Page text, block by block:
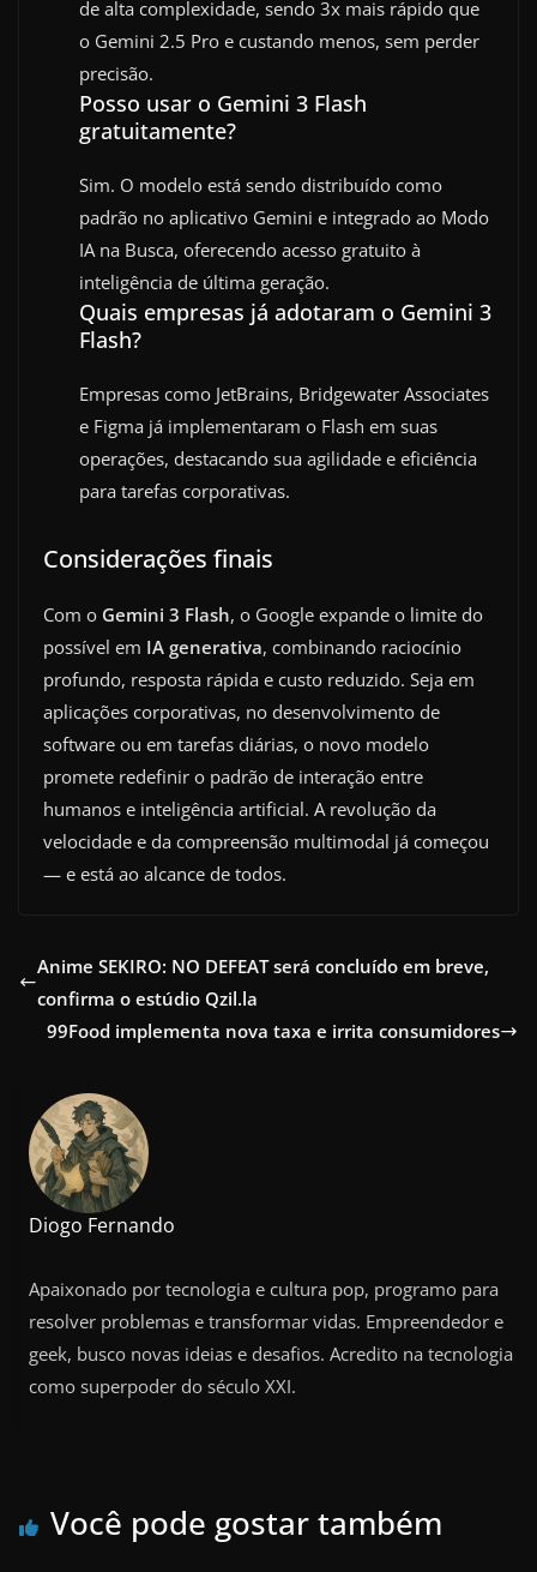
de alta complexidade, sendo 3x mais rápido que
o Gemini 2.5 Pro e custando menos, sem perder
precisão.
Posso usar o Gemini 3 Flash
gratuitamente?
Sim. O modelo está sendo distribuído como
padrão no aplicativo Gemini e integrado ao Modo
IA na Busca, oferecendo acesso gratuito à
inteligência de última geração.
Quais empresas já adotaram o Gemini 3
Flash?
Empresas como JetBrains, Bridgewater Associates
e Figma já implementaram o Flash em suas
operações, destacando sua agilidade e eficiência
para tarefas corporativas.
Considerações finais
Com o Gemini 3 Flash, o Google expande o limite do
possível em IA generativa, combinando raciocínio
profundo, resposta rápida e custo reduzido. Seja em
aplicações corporativas, no desenvolvimento de
software ou em tarefas diárias, o novo modelo
promete redefinir o padrão de interação entre
humanos e inteligência artificial. A revolução da
velocidade e da compreensão multimodal já começou
— e está ao alcance de todos.
Anime SEKIRO: NO DEFEAT será concluído em breve,
confirma o estúdio Qzil.la
99Food implementa nova taxa e irrita consumidores
Diogo Fernando
Apaixonado por tecnologia e cultura pop, programo para
resolver problemas e transformar vidas. Empreendedor e
geek, busco novas ideias e desafios. Acredito na tecnologia
como superpoder do século XXI.
Você pode gostar também